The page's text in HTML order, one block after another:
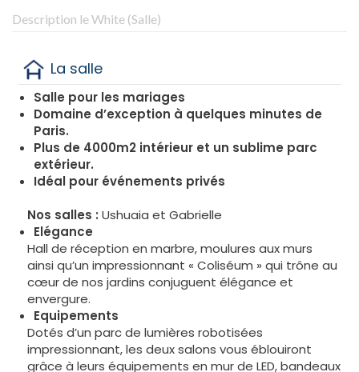
Description le White (Salle)
La salle
Salle pour les mariages
Domaine d’exception à quelques minutes de
Paris.
Plus de 4000m2 intérieur et un sublime parc
extérieur.
Idéal pour événements privés
Nos salles : Ushuaia et Gabrielle
Elégance
Hall de réception en marbre, moulures aux murs
ainsi qu’un impressionnant « Coliséum » qui trône au
cœur de nos jardins conjuguent élégance et
envergure.
Equipements
Dotés d’un parc de lumières robotisées
impressionnant, les deux salons vous éblouiront
grâce à leurs équipements en mur de LED, bandeaux